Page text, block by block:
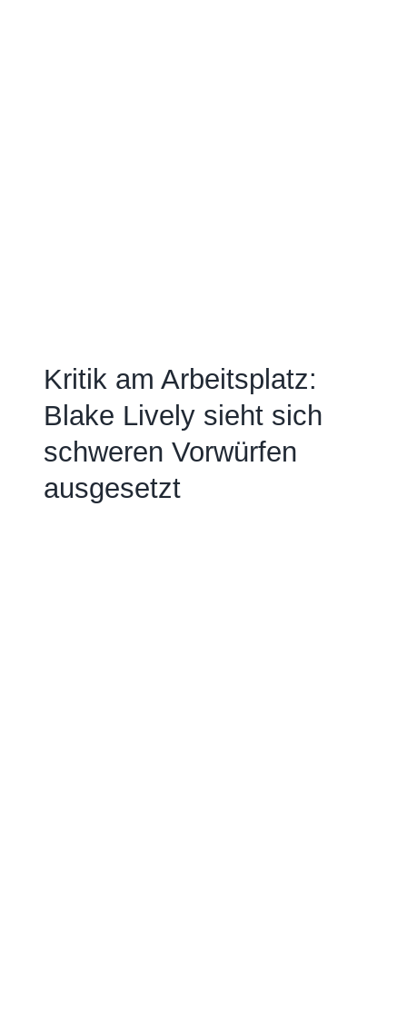
Kritik am Arbeitsplatz:
Blake Lively sieht sich
schweren Vorwürfen
ausgesetzt